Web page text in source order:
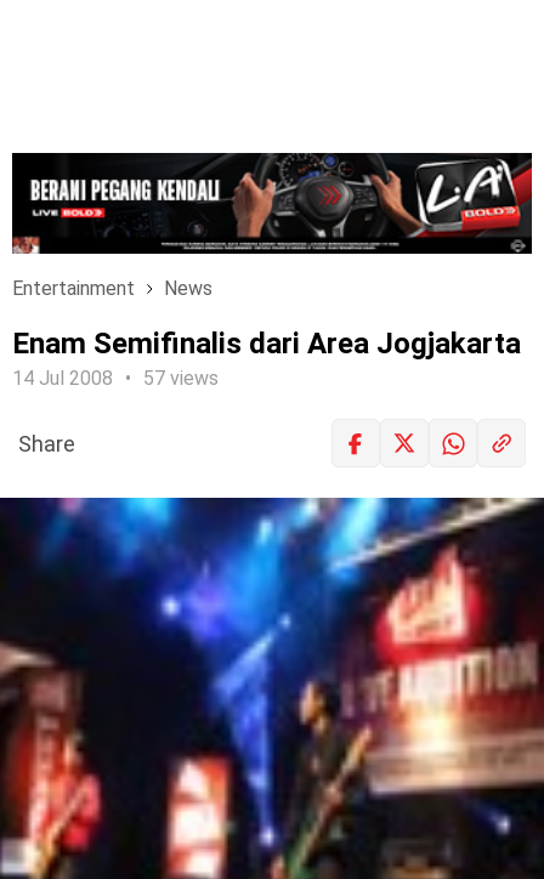
Entertainment News
Enam Semifinalis dari Area Jogjakarta
14 Jul 2008 57 views
LOGIN
Share